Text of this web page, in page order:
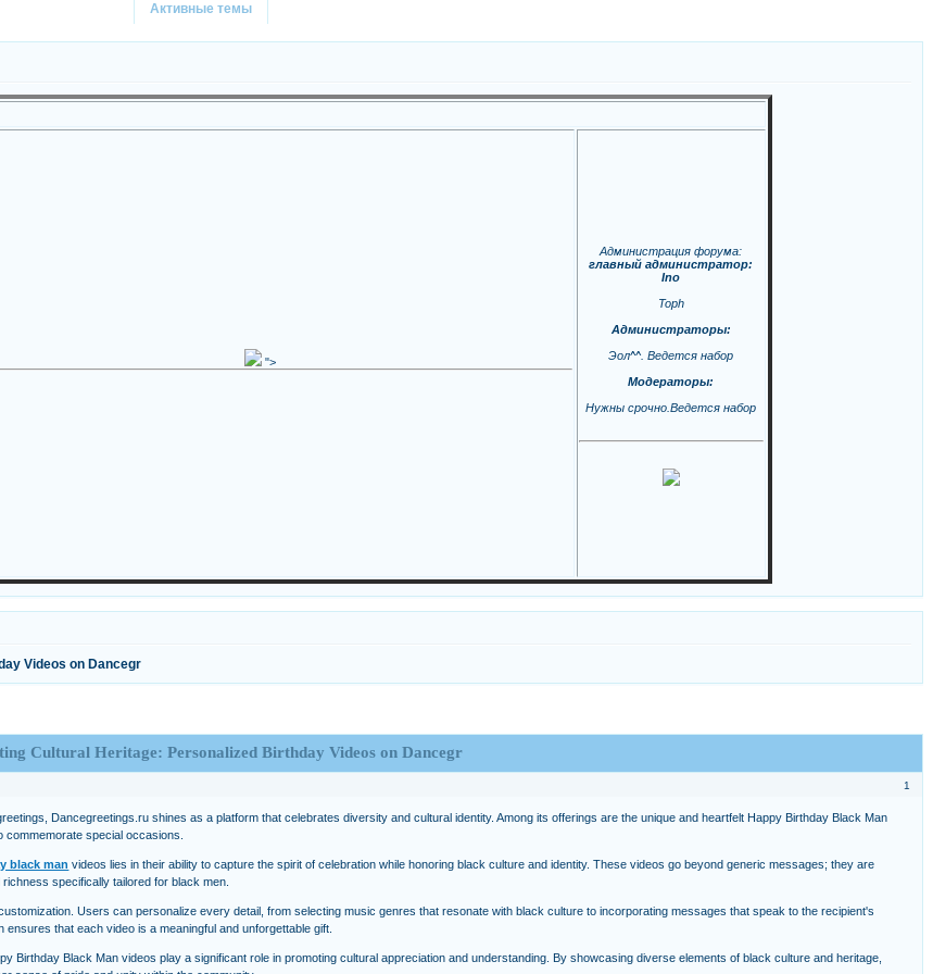
Активные темы
">
Администрация форума:
главный администратор:
Ino
Toph
Администраторы:
Эол^^. Ведется набор
Модераторы:
Нужны срочно.Ведется набор
Videos on Dancegr
Cultural Heritage: Personalized Birthday Videos on Dancegr
1
Dancegreetings.ru shines as a platform that celebrates diversity and cultural identity. Among its offerings are the unique and heartfelt Happy Birthday Black Man
special occasions.
black man videos lies in their ability to capture the spirit of celebration while honoring black culture and identity. These videos go beyond generic messages; they are
specifically tailored for black men.
Users can personalize every detail, from selecting music genres that resonate with black culture to incorporating messages that speak to the recipient's
that each video is a meaningful and unforgettable gift.
Birthday Black Man videos play a significant role in promoting cultural appreciation and understanding. By showcasing diverse elements of black culture and heritage,